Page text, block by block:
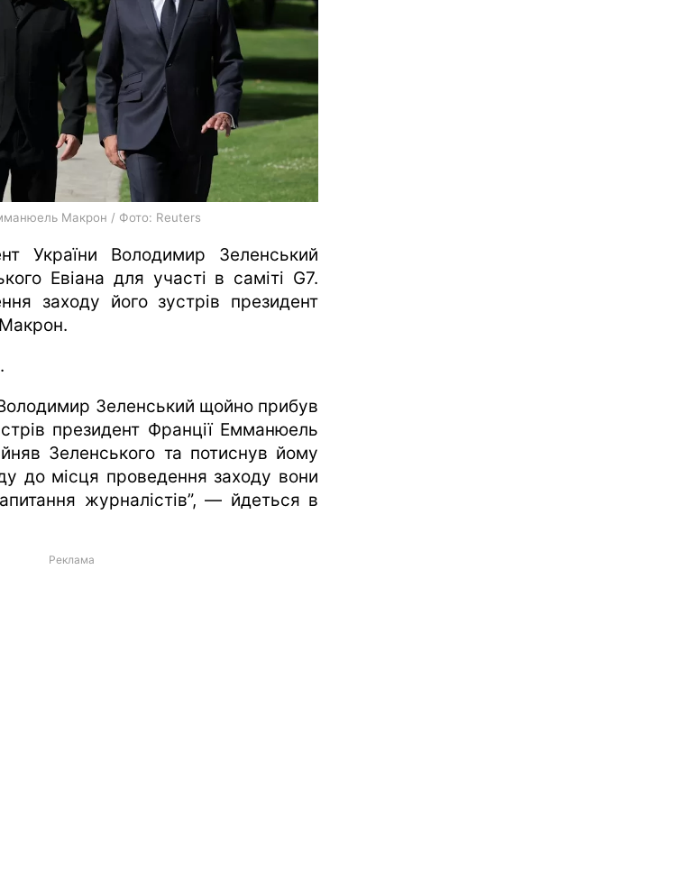
Макрон / Фото: Reuters
України Володимир Зеленський
Евіана для участі в саміті G7.
заходу його зустрів президент
.
Зеленський щойно прибув
президент Франції Емманюель
Зеленського та потиснув йому
до місця проведення заходу вони
журналістів”, — йдеться в
Реклама